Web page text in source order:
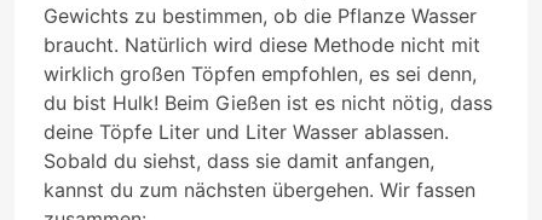
Gewichts zu bestimmen, ob die Pflanze Wasser
braucht. Natürlich wird diese Methode nicht mit
wirklich großen Töpfen empfohlen, es sei denn,
du bist Hulk! Beim Gießen ist es nicht nötig, dass
deine Töpfe Liter und Liter Wasser ablassen.
Sobald du siehst, dass sie damit anfangen,
kannst du zum nächsten übergehen. Wir fassen